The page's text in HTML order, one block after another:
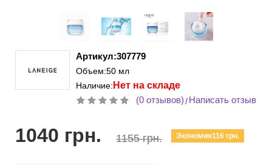
Артикул:307779
Объем:50 мл
Наличие: Нет на складе
(0 отзывов)/Написать отзыв
1040 грн. 1155 грн. Экономия116 грн.